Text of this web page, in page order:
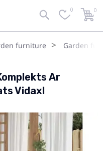
0 0
furniture Garden
Ar
Vidaxl